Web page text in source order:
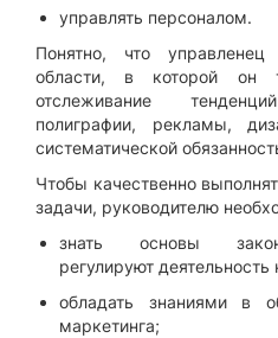
управлять персоналом.
Понятно, что
области, в которой он
отслеживание
полиграфии, рекламы,
систематической
Чтобы качественно
задачи, руководителю
знать основы
регулируют
обладать знаниями в
маркетинга;